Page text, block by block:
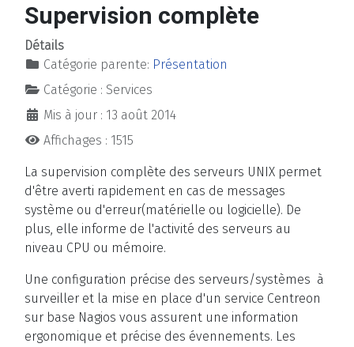
Supervision complète
Détails
Catégorie parente: Présentation
Catégorie : Services
Mis à jour : 13 août 2014
Affichages : 1515
La supervision complète des serveurs UNIX permet
d'être averti rapidement en cas de messages
système ou d'erreur(matérielle ou logicielle). De
plus, elle informe de l'activité des serveurs au
niveau CPU ou mémoire.
Une configuration précise des serveurs/systèmes à
surveiller et la mise en place d'un service Centreon
sur base Nagios vous assurent une information
ergonomique et précise des évennements. Les